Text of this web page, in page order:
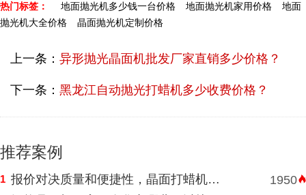
热门标签： 地面抛光机多少钱一台价格 地面抛光机家用价格
地面
抛光机大全价格
晶面抛光机定制价格
上一条： 异形抛光晶面机批发厂家直销多少价格？
下一条： 黑龙江自动抛光打蜡机多少收费价格？
推荐案例
1 报价对决质量和便捷性，晶面打蜡机河南挑选需明智判断 1950